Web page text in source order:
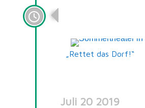
„Rettet das Dorf!“
Juli 20 2019